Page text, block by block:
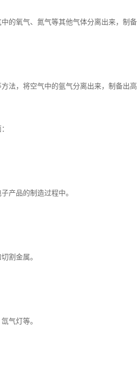
的氧气、氮气等其他气体分离出来，制备
法，将空气中的氩气分离出来，制备出高
产品的制造过程中。
割金属。
气灯等。